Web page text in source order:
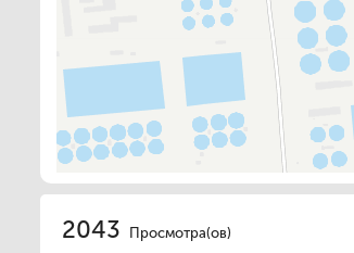
2043 Просмотра(ов)